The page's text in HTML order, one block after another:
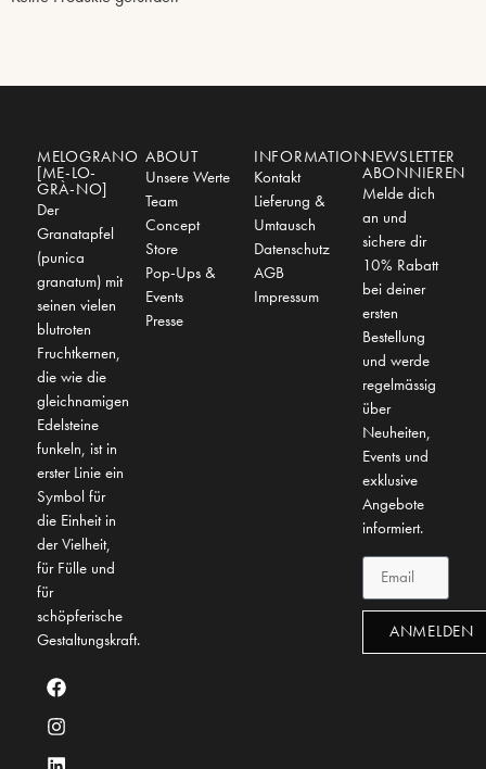
MELOGRANO
[ME-LO-
GRÀ-NO]
Der
Granatapfel
(punica
granatum) mit
seinen vielen
blutroten
Fruchtkernen,
die wie die
gleichnamigen
Edelsteine
funkeln, ist in
erster Linie ein
Symbol für
die Einheit in
der Vielheit,
für Fülle und
für
schöpferische
Gestaltungskraft.
ABOUT
Unsere Werte
Team
Concept
Store
Pop-Ups &
Events
Presse
INFORMATION
Kontakt
Lieferung &
Umtausch
Datenschutz
AGB
Impressum
NEWSLETTER
ABONNIEREN
Melde dich
an und
sichere dir
10% Rabatt
bei deiner
ersten
Bestellung
und werde
regelmässig
über
Neuheiten,
Events und
exklusive
Angebote
informiert.
ANMELDEN